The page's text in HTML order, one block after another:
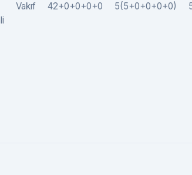
Vakıf 42+0+0+0+0 5(5+0+0+0+0)